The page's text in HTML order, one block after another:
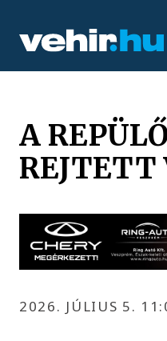
A
REJTETT
2026. JÚLIUS 5.